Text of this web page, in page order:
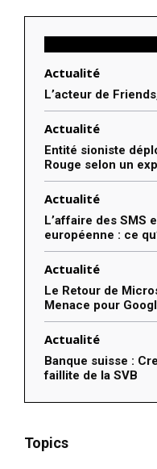
Actualité
L’acteur de
Actualité
Entité sioniste
Rouge selon un
Actualité
L’affaire des SMS
européenne : ce
Actualité
Le Retour de
Menace pour
Actualité
Banque suisse :
faillite de la SVB
Topics